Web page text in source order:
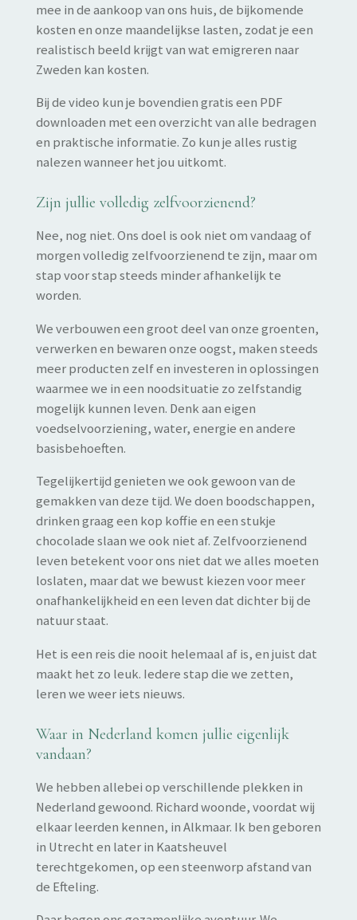
mee in de aankoop van ons huis, de bijkomende
kosten en onze maandelijkse lasten, zodat je een
realistisch beeld krijgt van wat emigreren naar
Zweden kan kosten.
Bij de video kun je bovendien gratis een PDF
downloaden met een overzicht van alle bedragen
en praktische informatie. Zo kun je alles rustig
nalezen wanneer het jou uitkomt.
Zijn jullie volledig zelfvoorzienend?
Nee, nog niet. Ons doel is ook niet om vandaag of
morgen volledig zelfvoorzienend te zijn, maar om
stap voor stap steeds minder afhankelijk te
worden.
We verbouwen een groot deel van onze groenten,
verwerken en bewaren onze oogst, maken steeds
meer producten zelf en investeren in oplossingen
waarmee we in een noodsituatie zo zelfstandig
mogelijk kunnen leven. Denk aan eigen
voedselvoorziening, water, energie en andere
basisbehoeften.
Tegelijkertijd genieten we ook gewoon van de
gemakken van deze tijd. We doen boodschappen,
drinken graag een kop koffie en een stukje
chocolade slaan we ook niet af. Zelfvoorzienend
leven betekent voor ons niet dat we alles moeten
loslaten, maar dat we bewust kiezen voor meer
onafhankelijkheid en een leven dat dichter bij de
natuur staat.
Het is een reis die nooit helemaal af is, en juist dat
maakt het zo leuk. Iedere stap die we zetten,
leren we weer iets nieuws.
Waar in Nederland komen jullie eigenlijk
vandaan?
We hebben allebei op verschillende plekken in
Nederland gewoond. Richard woonde, voordat wij
elkaar leerden kennen, in Alkmaar. Ik ben geboren
in Utrecht en later in Kaatsheuvel
terechtgekomen, op een steenworp afstand van
de Efteling.